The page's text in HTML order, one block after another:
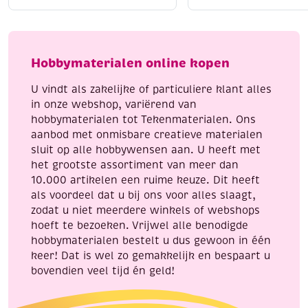
voor behoud van vorm
professionele en luxe uitstraling.
10x50
pastel
aantal
50
okergeel
Hobbymaterialen online kopen
U vindt als zakelijke of particuliere klant alles
in onze webshop, variërend van
hobbymaterialen tot Tekenmaterialen. Ons
aanbod met onmisbare creatieve materialen
sluit op alle hobbywensen aan. U heeft met
het grootste assortiment van meer dan
10.000 artikelen een ruime keuze. Dit heeft
als voordeel dat u bij ons voor alles slaagt,
zodat u niet meerdere winkels of webshops
hoeft te bezoeken. Vrijwel alle benodigde
hobbymaterialen bestelt u dus gewoon in één
keer! Dat is wel zo gemakkelijk en bespaart u
bovendien veel tijd én geld!